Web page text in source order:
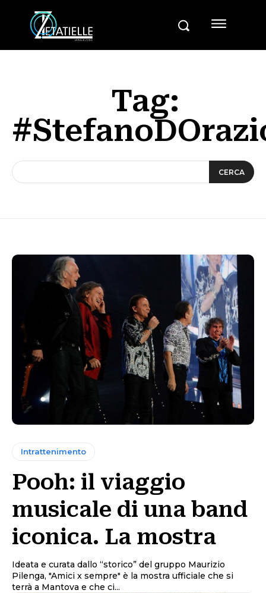
Tag:
CERCA
Intrattenimento
Pooh: il viaggio
musicale di una band
iconica. La mostra
Ideata e curata dallo “storico” del gruppo Maurizio
Pilenga, "Amici x sempre" è la mostra ufficiale che si
terrà a Mantova e che ci...